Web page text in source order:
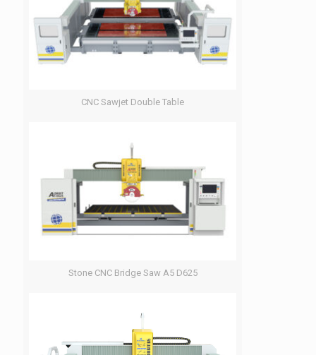
CNC Sawjet Double Table
Stone CNC Bridge Saw A5 D625